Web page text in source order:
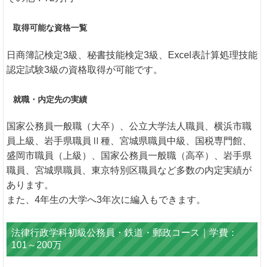
取得可能な資格一覧
日商簿記検定3級、秘書技能検定3級、Excel表計算処理技能
認定試験3級の資格取得が可能です。
就職・内定先の実績
国家公務員一般職（大卒）、公立大学法人職員、横浜市職
員上級、岩手県職員Ⅱ種、宮城県職員中級、国税専門館、
盛岡市職員（上級）、国家公務員一般職（高卒）、岩手県
職員、宮城県職員、東京特別区職員など多数の内定実績が
あります。
また、4年生の大学へ3年次に編入もできます。
法律行政学科初級公務員・鉄道・郵政コース｜学費：
101～200万